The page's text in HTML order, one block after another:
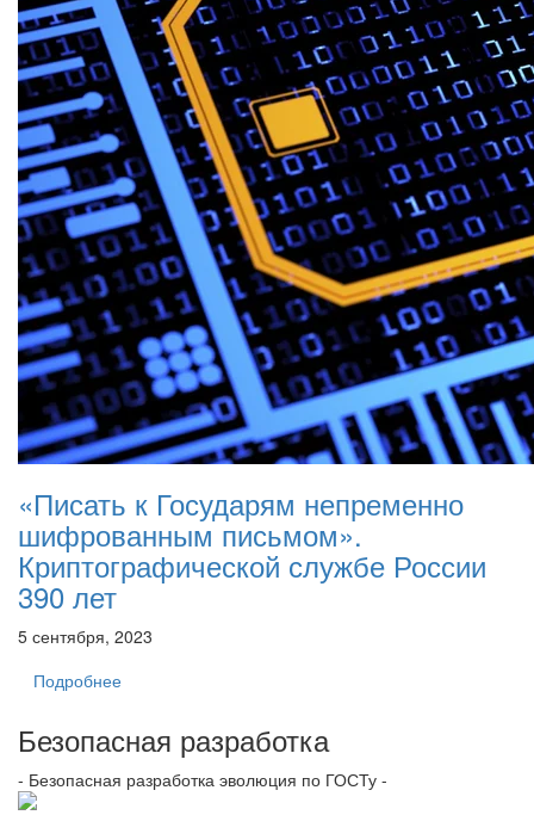
«Писать к Государям непременно
шифрованным письмом».
Криптографической службе России
390 лет
5 сентября, 2023
Подробнее
Безопасная разработка
- Безопасная разработка эволюция по ГОСТу -